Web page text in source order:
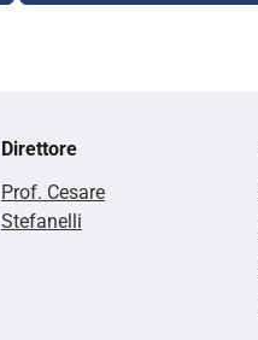
Direttore
Prof. Cesare
Stefanelli